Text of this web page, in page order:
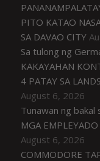
PITO KATAO
SA DAVAO CITY
Sa tulong ng
KAKAYAHAN
4 PATAY SA
August 6, 2026
Tunawan ng bakal
MGA
August 6, 2026
COMMODORE